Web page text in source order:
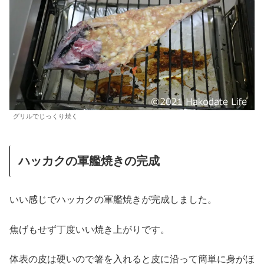
グリルでじっくり焼く
ハッカクの軍艦焼きの完成
いい感じでハッカクの軍艦焼きが完成しました。
焦げもせず丁度いい焼き上がりです。
体表の皮は硬いので箸を入れると皮に沿って簡単に身がほ